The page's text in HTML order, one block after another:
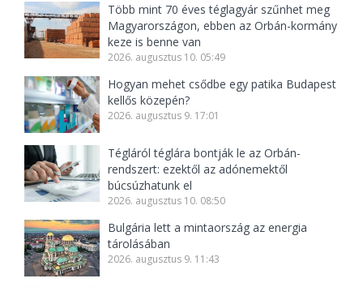
Több mint 70 éves téglagyár szűnhet meg
Magyarországon, ebben az Orbán-kormány
keze is benne van
2026. augusztus 10. 05:49
Hogyan mehet csődbe egy patika Budapest
kellős közepén?
2026. augusztus 9. 17:01
Tégláról téglára bontják le az Orbán-
rendszert: ezektől az adónemektől
búcsúzhatunk el
2026. augusztus 10. 08:50
Bulgária lett a mintaország az energia
tárolásában
2026. augusztus 9. 11:43